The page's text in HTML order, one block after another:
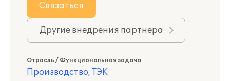
Связаться
Другие внедрения партнера
Отрасль / Функциональная задача
Производство, ТЭК